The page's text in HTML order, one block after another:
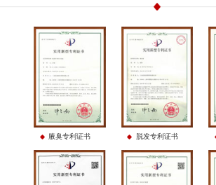
腋臭专利证书 脱发专利证书